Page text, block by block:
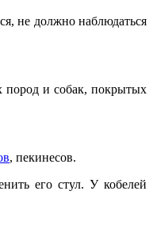
не должно наблюдаться
пород и собак, покрытых
, пекинесов.
его стул. У кобелей